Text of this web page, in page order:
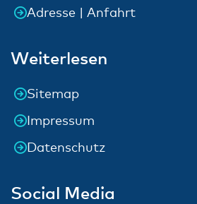
Adresse | Anfahrt
Weiterlesen
Sitemap
Impressum
Datenschutz
Social Media